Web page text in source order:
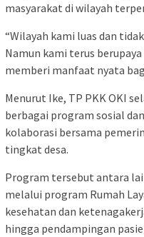
masyarakat di wilayah
“Wilayah kami luas dan
Namun kami terus
memberi manfaat nyata
Menurut Ike, TP PKK OKI
berbagai program sosial
kolaborasi bersama
tingkat desa.
Program tersebut antara
melalui program Rumah
kesehatan dan
hingga pendampingan